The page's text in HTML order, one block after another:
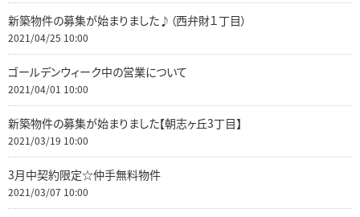
新築物件の募集が始まりました♪（西弁財１丁目）
2021/04/25 10:00
ゴールデンウィーク中の営業について
2021/04/01 10:00
新築物件の募集が始まりました【朝志ヶ丘3丁目】
2021/03/19 10:00
3月中契約限定☆仲手無料物件
2021/03/07 10:00